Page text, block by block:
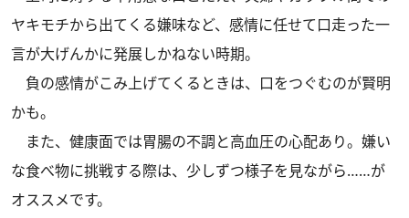
ヤキモチから出てくる嫌味など、感情に任せて口走った一
言が大げんかに発展しかねない時期。
負の感情がこみ上げてくるときは、口をつぐむのが賢明
かも。
また、健康面では胃腸の不調と高血圧の心配あり。嫌い
な食べ物に挑戦する際は、少しずつ様子を見ながら……が
オススメです。